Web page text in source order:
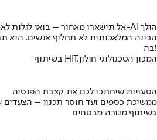
אל תישארו מאחור – בואו לגלות לאן ה-AI הולך
הבינה המלאכותית לא תחליף אנשים,
בה!
בשיתוף HIT,המכון הטכנולוגי חולון
הטעויות שיחתכו לכם את קצבת הפנסיה
ממשיכת כספים ועד חוסר תכנון – הצעדים
בשיתוף מנורה מבטחים